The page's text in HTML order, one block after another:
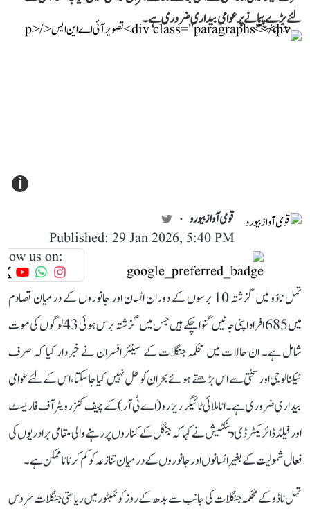
لئےبڑے پیمانے پرعوامی بیداری ضروری ہے۔
i
قومی آواز بیورو
Published: 29 Jan 2026, 5:40 PM
us on:
تمل ناڈو میں گزشتہ 10 برسوں کے دوران انسان اور جانوروں کے درمیان تصادم
میں 685 افراد اپنی جانیں گنوا چکے ہیں جس میں گزشتہ برس ہوئی 43 لوگوں کی موت
شامل ہے۔ ان حالات میں محکمہ جنگلات کے سینئر افسران نے خبردار کیا کہ صرف
ٹیکنالوجی اور سختی سے اس بڑھتے ہوئے بحران کو حل نہیں کیا جا سکتا، اس کے لئےعوامی
بیداری ضروری ہے۔ اناملائی ٹائیگر ریزرو (اے ٹی آر) کے چیف کنزرویٹرآف فاریسٹ
اورفیلڈ ڈائریکٹرڈی وینکٹیش نے کہا کہ جنگل کے کناروں پر رہنے والی مقامی برادریوں کی
فعال شمولیت کے بغیرانسانوں اور جانوروں کے درمیان تنازعہ کو کم کرنا ناممکن ہے۔
تمل ناڈو کے محکمہ جنگلات کی جانب سے بدھ کے روز کوئمبٹور میں ریاستی جنگلات سروس